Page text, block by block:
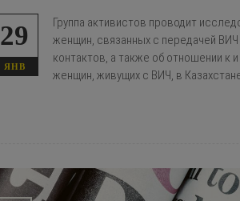
29
ЯНВ
Группа активистов проводит
женщин, связанных с передачей
контактов, а также об отношении к
женщин, живущих с ВИЧ, в